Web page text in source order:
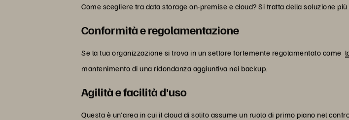
Come scegliere tra data storage on-premise e cloud? Si tratta della soluzione
Conformità e regolamentazione
Se la tua organizzazione si trova in un settore fortemente regolamentato come
mantenimento di una ridondanza aggiuntiva nei backup.
Agilità e facilità d'uso
Questa è un'area in cui il cloud di solito assume un ruolo di primo piano nel